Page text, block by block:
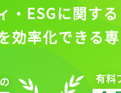
・ESGに関する
効率化できる